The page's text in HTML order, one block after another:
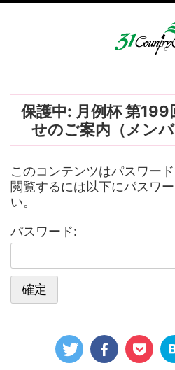
保護中: 月例杯 第199
せのご案内（メンバ
このコンテンツはパスワー
閲覧するには以下にパスワ
い。
パスワード: